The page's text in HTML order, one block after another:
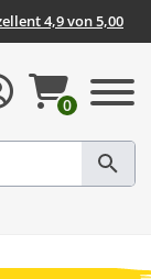
Exzellent
0